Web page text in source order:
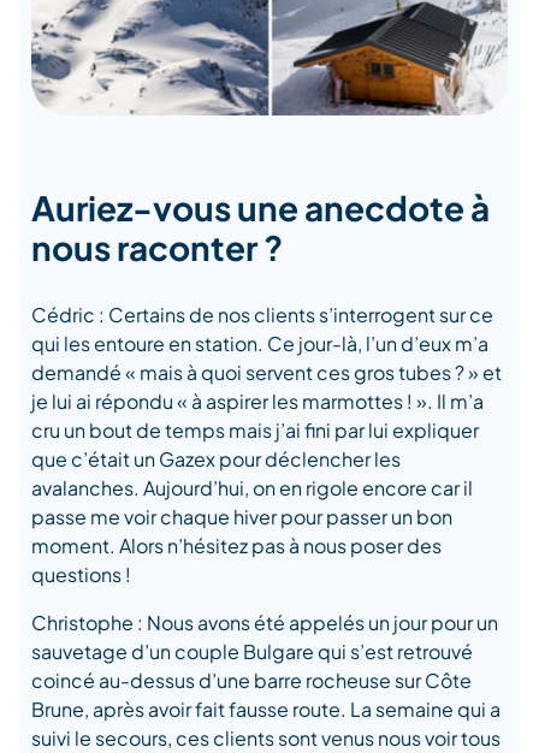
Auriez-vous une anecdote à
nous raconter ?
Cédric : Certains de nos clients s’interrogent sur ce
qui les entoure en station. Ce jour-là, l’un d’eux m’a
demandé « mais à quoi servent ces gros tubes ? » et
je lui ai répondu « à aspirer les marmottes ! ». Il m’a
cru un bout de temps mais j’ai fini par lui expliquer
que c’était un Gazex pour déclencher les
avalanches. Aujourd’hui, on en rigole encore car il
passe me voir chaque hiver pour passer un bon
moment. Alors n’hésitez pas à nous poser des
questions !
Christophe : Nous avons été appelés un jour pour un
sauvetage d’un couple Bulgare qui s’est retrouvé
coincé au-dessus d’une barre rocheuse sur Côte
Brune, après avoir fait fausse route. La semaine qui a
suivi le secours, ces clients sont venus nous voir tous